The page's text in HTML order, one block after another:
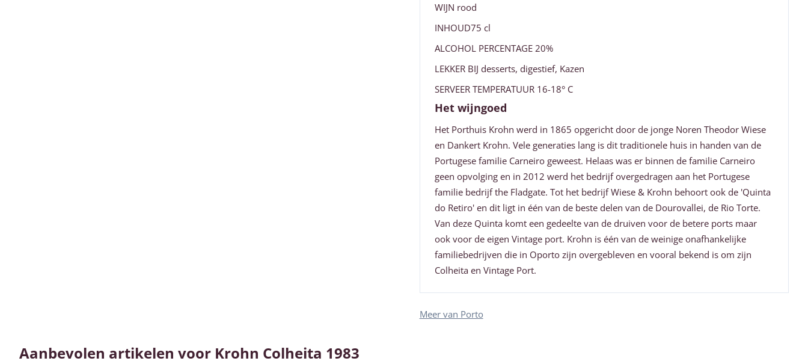
WIJN rood
INHOUD75 cl
ALCOHOL PERCENTAGE 20%
LEKKER BIJ desserts, digestief, Kazen
SERVEER TEMPERATUUR 16-18° C
Het wijngoed
Het Porthuis Krohn werd in 1865 opgericht door de jonge Noren Theodor Wiese
en Dankert Krohn. Vele generaties lang is dit traditionele huis in handen van de
Portugese familie Carneiro geweest. Helaas was er binnen de familie Carneiro
geen opvolging en in 2012 werd het bedrijf overgedragen aan het Portugese
familie bedrijf the Fladgate. Tot het bedrijf Wiese & Krohn behoort ook de 'Quinta
do Retiro' en dit ligt in één van de beste delen van de Dourovallei, de Rio Torte.
Van deze Quinta komt een gedeelte van de druiven voor de betere ports maar
ook voor de eigen Vintage port. Krohn is één van de weinige onafhankelijke
familiebedrijven die in Oporto zijn overgebleven en vooral bekend is om zijn
Colheita en Vintage Port.
Meer van Porto
Aanbevolen artikelen voor Krohn Colheita 1983